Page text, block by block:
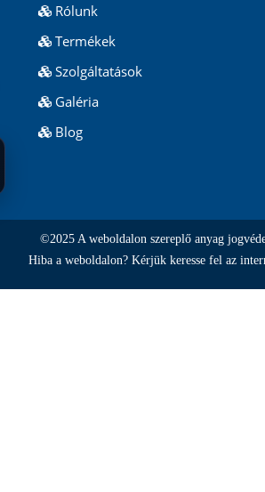
Rólunk
Termékek
Szolgáltatások
Galéria
Blog
©2025 A weboldalon szereplő anyag
Hiba a weboldalon? Kérjük keresse fel az